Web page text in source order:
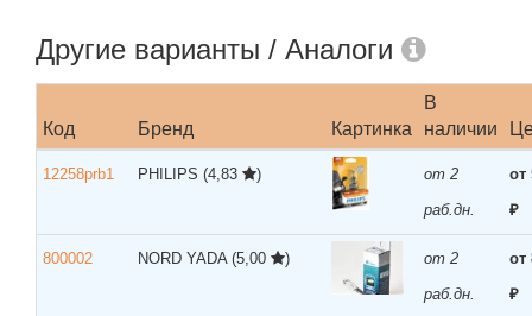
Другие варианты / Аналоги
Код Бренд Картинка
В
наличии
12258prb1 PHILIPS (4,83 )
от 2
раб.дн.
от
₽
800002 NORD YADA (5,00 )
от 2
раб.дн.
от
₽